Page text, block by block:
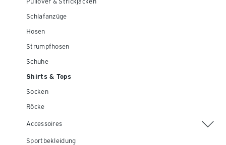
Schlafanzüge
Hosen
Strumpfhosen
Schuhe
Shirts & Tops
Socken
Röcke
Accessoires
Sportbekleidung